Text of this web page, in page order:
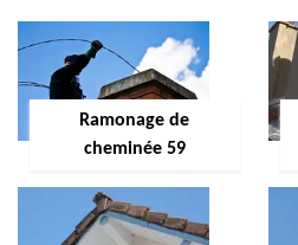
Ramonage de
cheminée 59